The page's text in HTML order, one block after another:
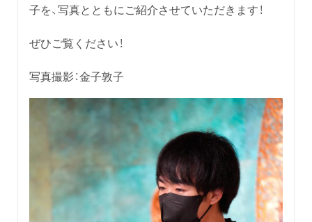
子を、写真とともにご紹介させていただきます！
ぜひご覧ください！
写真撮影：金子敦子